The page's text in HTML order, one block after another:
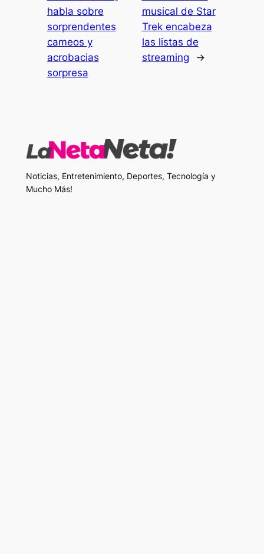
habla sobre
sorprendentes
cameos y
acrobacias
sorpresa
musical de Star
Trek encabeza
las listas de
streaming
→
Noticias, Entretenimiento, Deportes, Tecnología y
Mucho Más!